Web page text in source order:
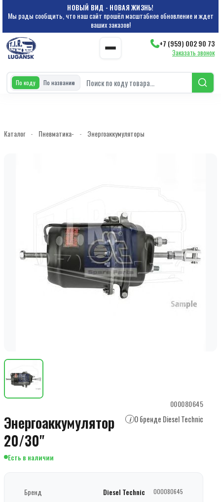
НОВЫЙ ВИД - НОВАЯ ЖИЗНЬ!
Мы рады сообщить, что наш сайт прошёл масштабное обновление и ждет
ваших заказов!
+7 (959) 002 90 73
Заказать звонок
По коду По названию
Каталог - Пневматика- - Энергоаккумуляторы
000080645
Энергоаккумулятор
20/30"
i О бренде Diesel Technic
Есть в наличии
Бренд Diesel Technic 000080645